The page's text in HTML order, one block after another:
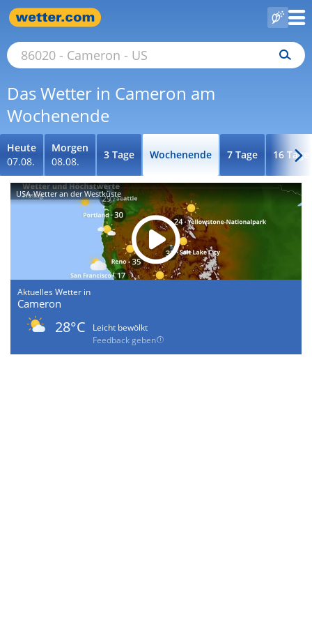
Das Wetter in Cameron am
Wochenende
Heute
07.08.
Morgen
08.08.
3 Tage Wochenende 7 Tage 16 Tage
USA-Wetter an der Westküste
Aktuelles Wetter in
Cameron
28°C
Leicht bewölkt
Feedback geben